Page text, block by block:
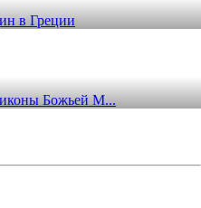
в Греции
иконы Божьей М...